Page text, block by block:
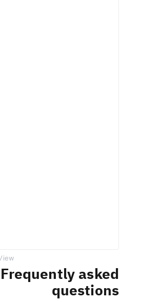
Frequently asked
questions